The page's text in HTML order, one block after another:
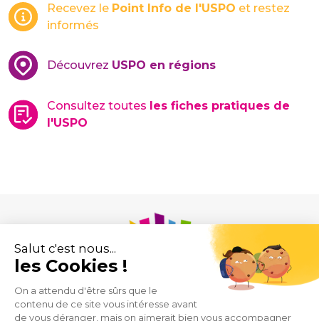
Recevez le Point Info de l'USPO et restez
informés
Découvrez USPO en régions
Consultez toutes les fiches pratiques de
l'USPO
Union des Syndicats de Pharmaciens d’Officine